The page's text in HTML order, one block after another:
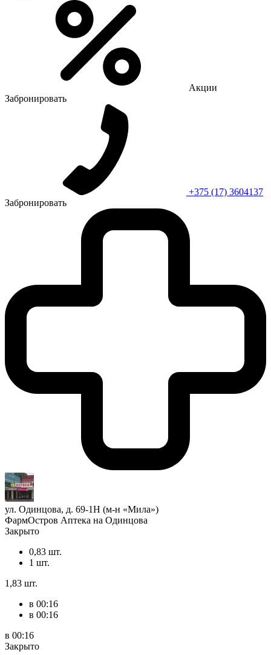
Акции
Забронировать
+375 (17) 3604137
Забронировать
ул. Одинцова, д. 69-1Н (м-н «Мила»)
ФармОстров Аптека на Одинцова
Закрыто
0,83 шт.
1 шт.
1,83 шт.
в 00:16
в 00:16
в 00:16
Закрыто